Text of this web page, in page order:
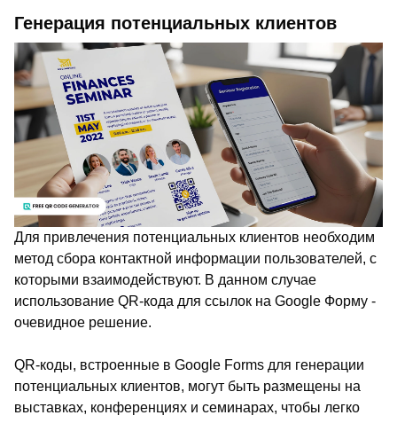
Генерация потенциальных клиентов
Для привлечения потенциальных клиентов необходим
метод сбора контактной информации пользователей, с
которыми взаимодействуют. В данном случае
использование QR-кода для ссылок на Google Форму -
очевидное решение.
QR-коды, встроенные в Google Forms для генерации
потенциальных клиентов, могут быть размещены на
выставках, конференциях и семинарах, чтобы легко